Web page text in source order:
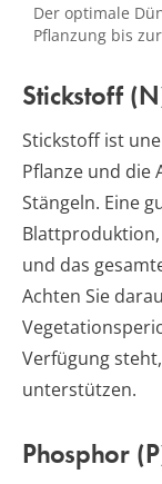
Der optimale
Pflanzung bis
Stickstoff
Stickstoff ist
Pflanze und die
Stängeln. Eine
und das
Achten Sie
Verfügung
unterstützen.
Phosphor